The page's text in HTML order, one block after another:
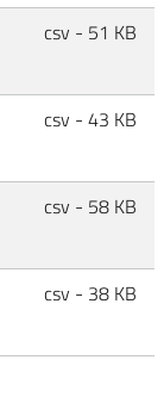
csv - 51 KB
csv - 43 KB
csv - 58 KB
csv - 38 KB